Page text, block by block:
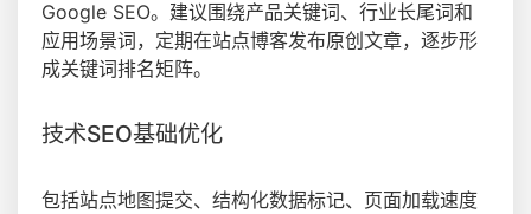
Google SEO。建议围绕产品关键词、行业长尾词和
应用场景词，定期在站点博客发布原创文章，逐步形
成关键词排名矩阵。
技术SEO基础优化
包括站点地图提交、结构化数据标记、页面加载速度